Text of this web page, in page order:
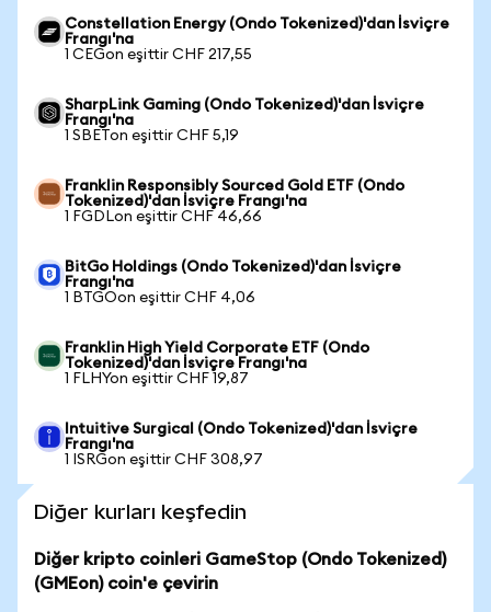
Constellation Energy (Ondo Tokenized)'dan İsviçre
Frangı'na
1 CEGon eşittir CHF 217,55
SharpLink Gaming (Ondo Tokenized)'dan İsviçre
Frangı'na
1 SBETon eşittir CHF 5,19
Franklin Responsibly Sourced Gold ETF (Ondo
Tokenized)'dan İsviçre Frangı'na
1 FGDLon eşittir CHF 46,66
BitGo Holdings (Ondo Tokenized)'dan İsviçre
Frangı'na
1 BTGOon eşittir CHF 4,06
Franklin High Yield Corporate ETF (Ondo
Tokenized)'dan İsviçre Frangı'na
1 FLHYon eşittir CHF 19,87
Intuitive Surgical (Ondo Tokenized)'dan İsviçre
Frangı'na
1 ISRGon eşittir CHF 308,97
Diğer kurları keşfedin
Diğer kripto coinleri GameStop (Ondo Tokenized)
(GMEon) coin'e çevirin